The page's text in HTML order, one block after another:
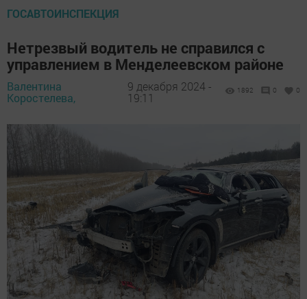
ГОСАВТОИНСПЕКЦИЯ
Нетрезвый водитель не справился с
управлением в Менделеевском районе
Валентина
Коростелева,
9 декабря 2024 -
19:11
1892 0 0